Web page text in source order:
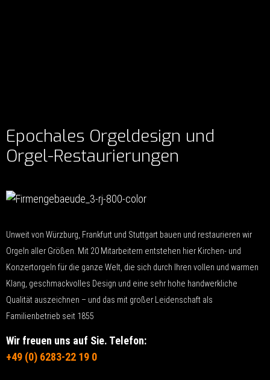
Epochales Orgeldesign und
Orgel-Restaurierungen
Unweit von Würzburg, Frankfurt und Stuttgart bauen und restaurieren wir
Orgeln aller Größen. Mit 20 Mitarbeitern entstehen hier Kirchen- und
Konzertorgeln für die ganze Welt, die sich durch Ihren vollen und warmen
Klang, geschmackvolles Design und eine sehr hohe handwerkliche
Qualität auszeichnen – und das mit großer Leidenschaft als
Familienbetrieb seit 1855
Wir freuen uns auf Sie. Telefon:
+49 (0) 6283-22 19 0